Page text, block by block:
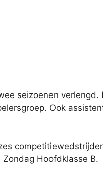
seizoenen
Ook
Hoofdklasse B.